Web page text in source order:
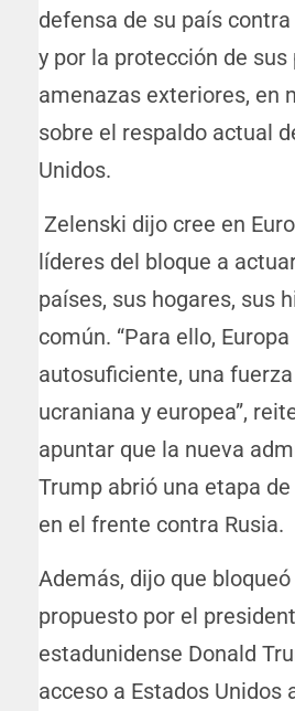
defensa de su país
y por la protección de
amenazas exteriores, en
sobre el respaldo actual
Unidos.
Zelenski dijo cree en
líderes del bloque a
países, sus hogares, sus
común. “Para ello,
autosuficiente, una
ucraniana y europea”,
apuntar que la nueva
Trump abrió una etapa
en el frente contra Rusia.
Además, dijo que
propuesto por el
estadunidense Donald
acceso a Estados Unidos